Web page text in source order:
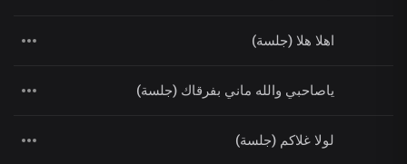
اهلا هلا (جلسة)
ياصاحبي والله ماني بفرقاك (جلسة)
لولا غلاكم (جلسة)